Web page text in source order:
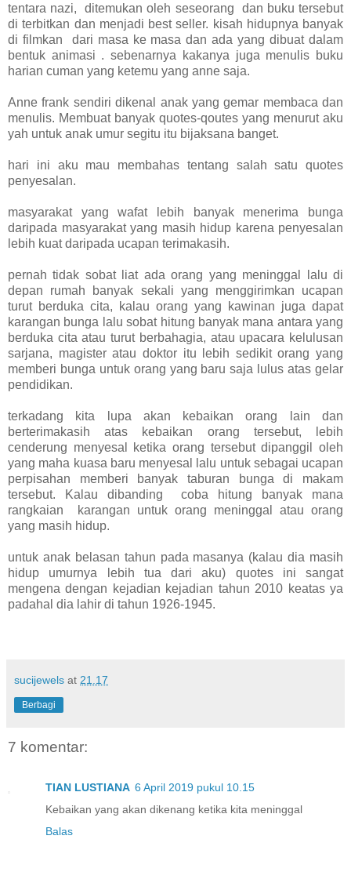
tentara nazi, ditemukan oleh seseorang dan buku tersebut
di terbitkan dan menjadi best seller. kisah hidupnya banyak
di filmkan dari masa ke masa dan ada yang dibuat dalam
bentuk animasi . sebenarnya kakanya juga menulis buku
harian cuman yang ketemu yang anne saja.
Anne frank sendiri dikenal anak yang gemar membaca dan
menulis. Membuat banyak quotes-qoutes yang menurut aku
yah untuk anak umur segitu itu bijaksana banget.
hari ini aku mau membahas tentang salah satu quotes
penyesalan.
masyarakat yang wafat lebih banyak menerima bunga
daripada masyarakat yang masih hidup karena penyesalan
lebih kuat daripada ucapan terimakasih.
pernah tidak sobat liat ada orang yang meninggal lalu di
depan rumah banyak sekali yang menggirimkan ucapan
turut berduka cita, kalau orang yang kawinan juga dapat
karangan bunga lalu sobat hitung banyak mana antara yang
berduka cita atau turut berbahagia, atau upacara kelulusan
sarjana, magister atau doktor itu lebih sedikit orang yang
memberi bunga untuk orang yang baru saja lulus atas gelar
pendidikan.
terkadang kita lupa akan kebaikan orang lain dan
berterimakasih atas kebaikan orang tersebut, lebih
cenderung menyesal ketika orang tersebut dipanggil oleh
yang maha kuasa baru menyesal lalu untuk sebagai ucapan
perpisahan memberi banyak taburan bunga di makam
tersebut. Kalau dibanding coba hitung banyak mana
rangkaian karangan untuk orang meninggal atau orang
yang masih hidup.
untuk anak belasan tahun pada masanya (kalau dia masih
hidup umurnya lebih tua dari aku) quotes ini sangat
mengena dengan kejadian kejadian tahun 2010 keatas ya
padahal dia lahir di tahun 1926-1945.
sucijewels at 21.17
Berbagi
7 komentar:
TIAN LUSTIANA 6 April 2019 pukul 10.15
Kebaikan yang akan dikenang ketika kita meninggal
Balas